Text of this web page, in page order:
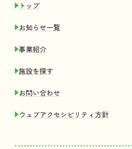
トップ
お知 らせ一覧
事業紹介
施設を探す
お問い合わせ
ウェブアクセシビリティ 方針